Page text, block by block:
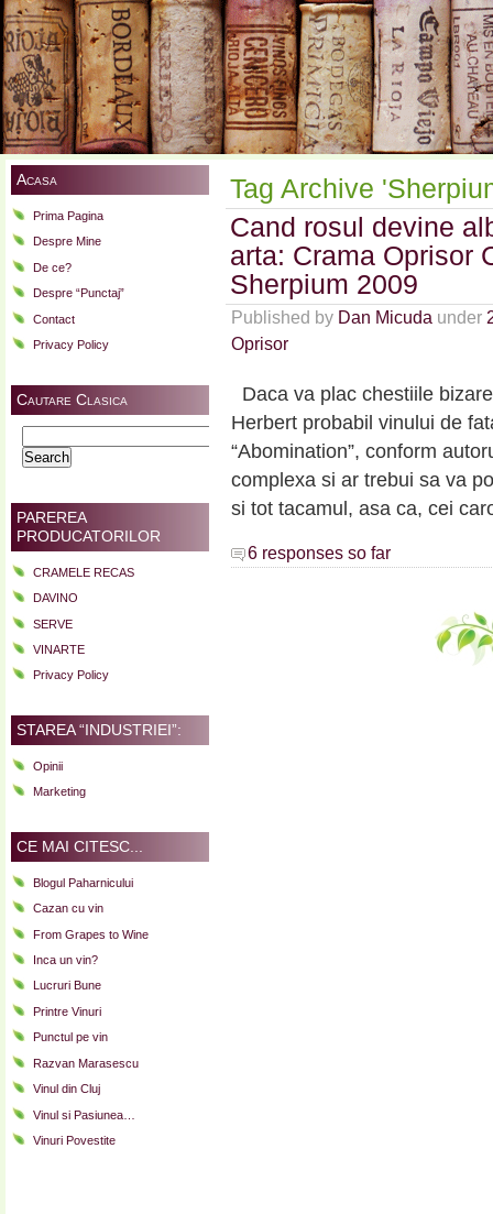
Acasa
Prima Pagina
Despre Mine
De ce?
Despre “Punctaj”
Contact
Privacy Policy
Cautare Clasica
for:
PAREREA
PRODUCATORILOR
CRAMELE RECAS
DAVINO
SERVE
VINARTE
Privacy Policy
STAREA “INDUSTRIEI”:
Opinii
Marketing
CE MAI CITESC...
Blogul Paharnicului
Cazan cu vin
From Grapes to Wine
Inca un vin?
Lucruri Bune
Printre Vinuri
Punctul pe vin
Razvan Marasescu
Vinul din Cluj
Vinul si Pasiunea…
Vinuri Povestite
Tag Archive
Cand rosul devine
arta: Crama Oprisor
Sherpium 2009
Published by Dan Micuda under
Oprisor
Daca va plac chestiile
Herbert probabil vinului de
“Abomination”, conform
complexa si ar trebui sa va
si tot tacamul, asa ca, cei
6 responses so far